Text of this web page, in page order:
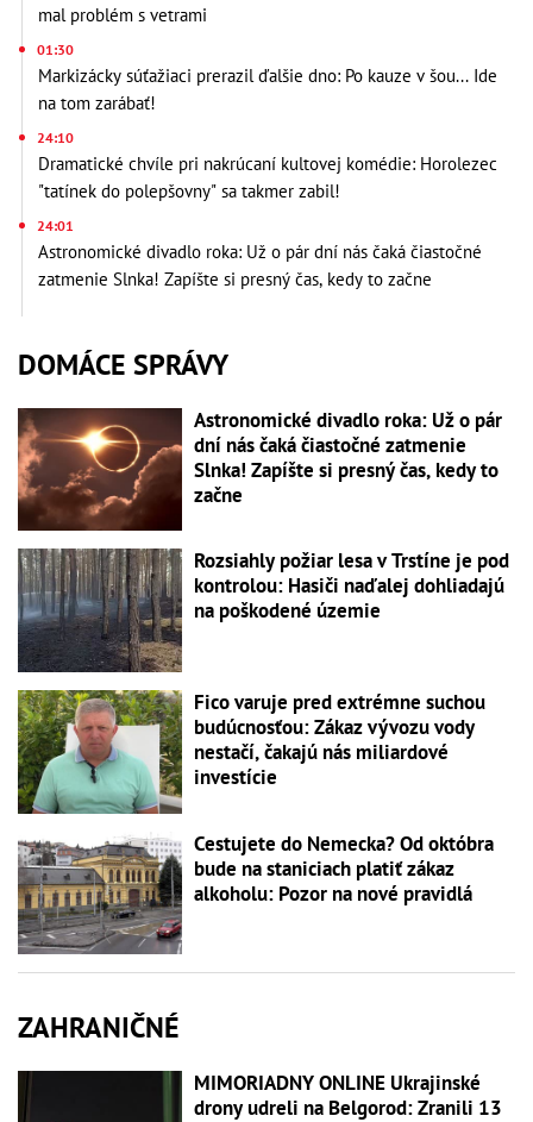
mal problém s vetrami
01:30
Markizácky súťažiaci prerazil ďalšie dno: Po kauze v šou... Ide
na tom zarábať!
24:10
Dramatické chvíle pri nakrúcaní kultovej komédie: Horolezec
"tatínek do polepšovny" sa takmer zabil!
24:01
Astronomické divadlo roka: Už o pár dní nás čaká čiastočné
zatmenie Slnka! Zapíšte si presný čas, kedy to začne
DOMÁCE SPRÁVY
Astronomické divadlo roka: Už o pár
dní nás čaká čiastočné zatmenie
Slnka! Zapíšte si presný čas, kedy to
začne
Rozsiahly požiar lesa v Trstíne je pod
kontrolou: Hasiči naďalej dohliadajú
na poškodené územie
Fico varuje pred extrémne suchou
budúcnosťou: Zákaz vývozu vody
nestačí, čakajú nás miliardové
investície
Cestujete do Nemecka? Od októbra
bude na staniciach platiť zákaz
alkoholu: Pozor na nové pravidlá
ZAHRANIČNÉ
MIMORIADNY ONLINE Ukrajinské
drony udreli na Belgorod: Zranili 13